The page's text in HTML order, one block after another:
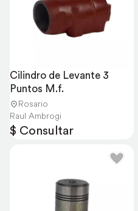
Cilindro de Levante 3
Puntos M.f.
Rosario
Raul Ambrogi
$ Consultar